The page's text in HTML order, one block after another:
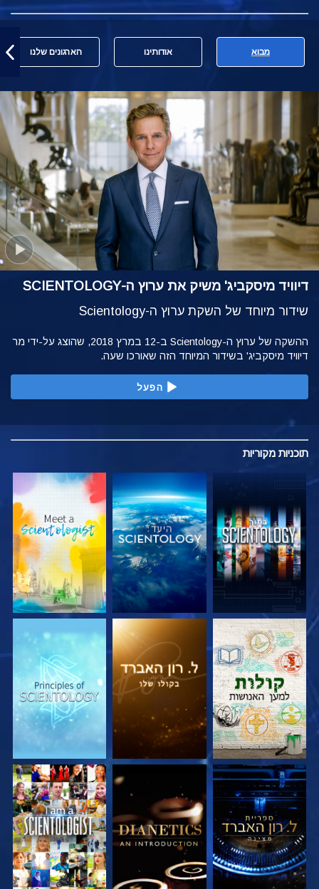
מבוא אודותינו הארגונים שלנו
דיוויד מיסקביג' משיק את ערוץ ה-SCIENTOLOGY
שידור מיוחד של השקת ערוץ ה-Scientology
ההשקה של ערוץ ה-Scientology ב-12 במרץ 2018, שהוצג על-ידי מר
דיוויד מיסקביג' בשידור המיוחד הזה שאורכו שעה.
הפעל
תוכניות מקוריות
בדוק את הסדרה בדוק את הסדרה בדוק את הסדרה
בדוק את הסדרה בדוק את הסדרה צפה